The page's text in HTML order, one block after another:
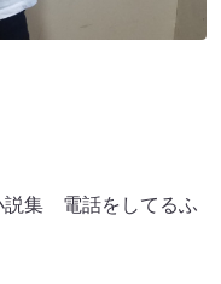
説集 電話をしてるふ